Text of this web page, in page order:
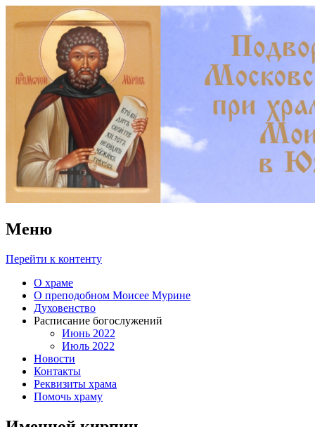
Храм преподобного Моисея
Мурина в Южном Бутове
Меню
Перейти к контенту
О храме
О преподобном Моисее Мурине
Духовенство
Расписание богослужений
Июнь 2022
Июль 2022
Новости
Контакты
Реквизиты храма
Помочь храму